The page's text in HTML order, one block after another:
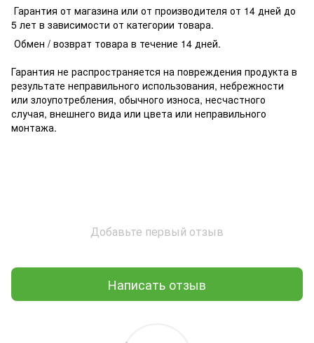
Гарантия от магазина или от производителя от 14 дней до
5 лет в зависимости от категории товара.
Обмен / возврат товара в течение 14 дней.
Гарантия не распространяется на повреждения продукта в
результате неправильного использования, небрежности
или злоупотребления, обычного износа, несчастного
случая, внешнего вида или цвета или неправильного
монтажа.
Добавьте первый отзыв
Написать отзыв